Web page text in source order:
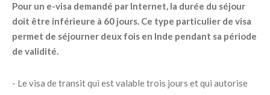
Pour un e-visa demandé par Internet, la durée du séjour
doit être inférieure à 60 jours. Ce type particulier de visa
permet de séjourner deux fois en Inde pendant sa période
de validité.
- Le visa de transit qui est valable trois jours et qui autorise